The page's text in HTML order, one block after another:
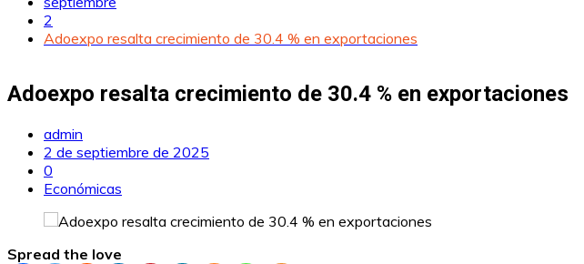
2
Adoexpo resalta crecimiento de 30.4 % en exportaciones
Adoexpo resalta crecimiento de 30.4 % en exportaciones
admin
2 de septiembre de 2025
0
Económicas
Spread the love